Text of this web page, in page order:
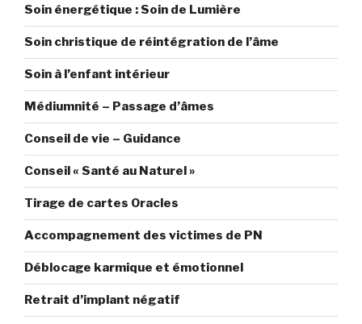
Soin énergétique : Soin de Lumière
Soin christique de réintégration de l’âme
Soin à l’enfant intérieur
Médiumnité – Passage d’âmes
Conseil de vie – Guidance
Conseil « Santé au Naturel »
Tirage de cartes Oracles
Accompagnement des victimes de PN
Déblocage karmique et émotionnel
Retrait d’implant négatif